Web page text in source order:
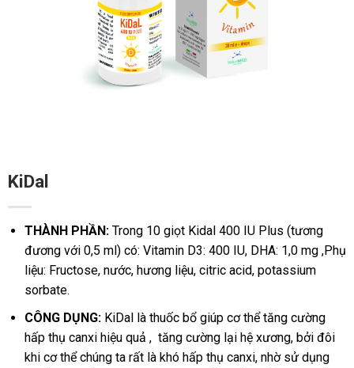
KiDal
THÀNH PHẦN: Trong 10 giọt Kidal 400 IU Plus (tương
đương với 0,5 ml) có: Vitamin D3: 400 IU, DHA: 1,0 mg ,Phụ
liệu: Fructose, nước, hương liệu, citric acid, potassium
sorbate.
CÔNG DỤNG: KiDal là thuốc bổ giúp cơ thể tăng cường
hấp thụ canxi hiệu quả , tăng cường lại hệ xương, bởi đôi
khi cơ thể chúng ta rất là khó hấp thụ canxi, nhờ sử dụng